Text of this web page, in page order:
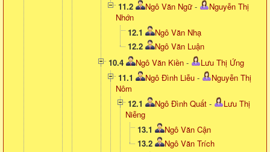
11.2
Ngô Văn Ngữ -
Nguyễn Thị
Nhớn
12.1
Ngô Văn Nhạ
12.2
Ngô Văn Luận
10.4
Ngô Văn Kiền -
Lưu Thị Ứng
11.1
Ngô Đình Liễu -
Nguyễn Thị
Nôm
12.1
Ngô Đình Quất -
Lưu Thị
Niễng
13.1
Ngô Văn Cận
13.2
Ngô Văn Trích